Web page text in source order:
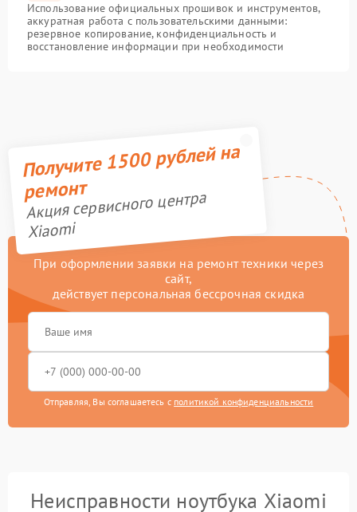
Использование официальных прошивок и инструментов,
аккуратная работа с пользовательскими данными:
резервное копирование, конфиденциальность и
восстановление информации при необходимости
Получите 1500 рублей на
ремонт
Акция сервисного центра
Xiaomi
При оформлении заявки на ремонт техники через
сайт,
действует персональная бессрочная скидка
Отправляя, Вы соглашаетесь с политикой конфиденциальности
Неисправности ноутбука Xiaomi